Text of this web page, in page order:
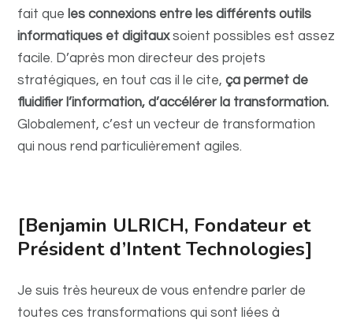
fait que les connexions entre les différents outils
informatiques et digitauxsoient possibles est assez
facile. D’après mon directeur des projets
stratégiques, en tout cas il le cite,ça permet de
fluidifier l’information, d’accélérer la transformation.
Globalement, c’est un vecteur de transformation
qui nous rend particulièrement agiles.
[Benjamin ULRICH, Fondateur et
Président d’Intent Technologies]
Je suis très heureux de vous entendre parler de
toutes ces transformations qui sont liées à